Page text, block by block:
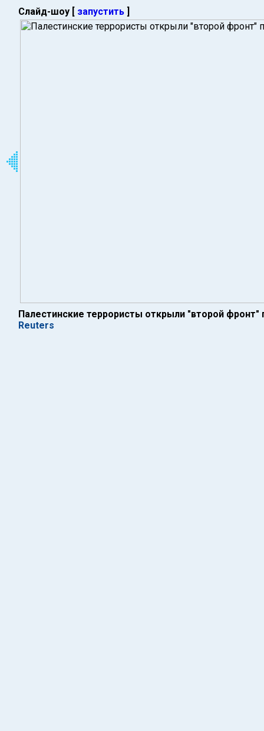
Слайд-шоу [ запустить ]
Палестинские террористы открыли "второй фронт"
Reuters